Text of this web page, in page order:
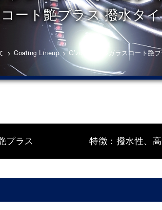
ート艶プラス 撥水タ
>Coating Lineup>G’zox リアルガラスコート艶
プラス 特徴：撥水性、